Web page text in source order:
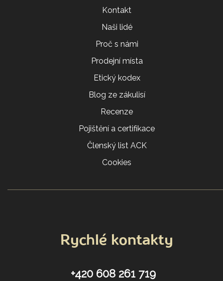
Kontakt
Naši lidé
Proč s námi
Prodejní místa
Etický kodex
Blog ze zákulisí
Recenze
Pojištění a certifikace
Členský list ACK
Cookies
Rychlé kontakty
+420 608 261 719